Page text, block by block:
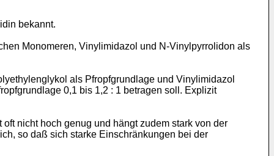
bekannt.
Monomeren, Vinylimidazol und N-Vinylpyrrolidon als
als Pfropfgrundlage und Vinylimidazol
0,1 bis 1,2 : 1 betragen soll. Explizit
nicht hoch genug und hängt zudem stark von der
so daß sich starke Einschränkungen bei der